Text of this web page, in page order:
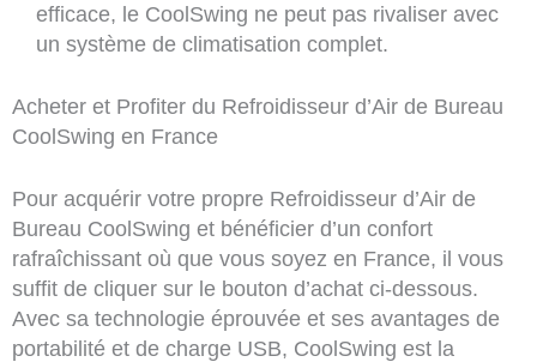
efficace, le CoolSwing ne peut pas rivaliser avec
un système de climatisation complet.
Acheter et Profiter du Refroidisseur d’Air de Bureau
CoolSwing en France
Pour acquérir votre propre Refroidisseur d’Air de
Bureau CoolSwing et bénéficier d’un confort
rafraîchissant où que vous soyez en France, il vous
suffit de cliquer sur le bouton d’achat ci-dessous.
Avec sa technologie éprouvée et ses avantages de
portabilité et de charge USB, CoolSwing est la